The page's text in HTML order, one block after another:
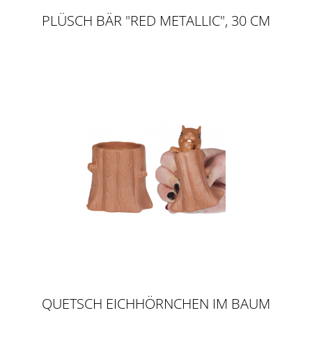
PLÜSCH BÄR "RED METALLIC", 30 CM
QUETSCH EICHHÖRNCHEN IM BAUM